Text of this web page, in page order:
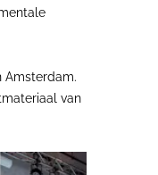
Amsterdam.
van